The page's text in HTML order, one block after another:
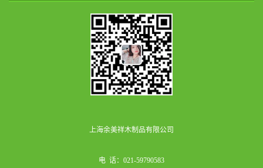
上海余美祥木制品有限公司
电 话：021-59790583